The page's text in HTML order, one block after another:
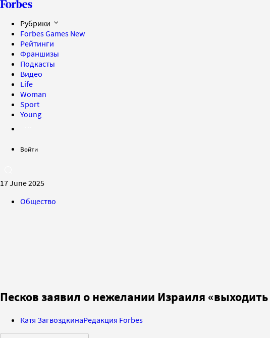
Рубрики
Forbes Games New
Рейтинги
Франшизы
Подкасты
Видео
Life
Woman
Sport
Young
Войти
17 June 2025
Общество
Песков заявил о нежелании Израиля
Катя ЗагвоздкинаРедакция Forbes